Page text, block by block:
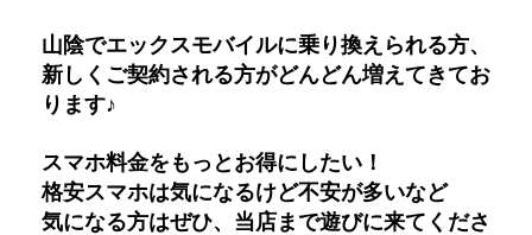
山陰でエックスモバイルに乗り換えられる方、
新しくご契約される方がどんどん増えてきてお
ります♪
スマホ料金をもっとお得にしたい！
格安スマホは気になるけど不安が多いなど
気になる方はぜひ、当店まで遊びに来てくださ